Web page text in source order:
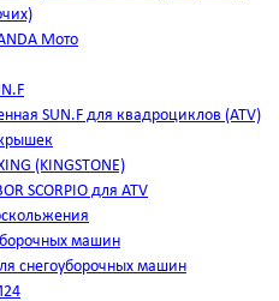
Мото
SUN.F для квадроциклов (АТV)
(KINGSTONE)
SCORPIO для ATV
машин
снегоуборочных машин